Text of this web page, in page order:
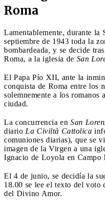
Roma
Lamentablemente, durante la
septiembre de 1943 toda la
bombardeada, y se decide
Roma, a la iglesia de San
El Papa Pío XII, ante la
conquista de Roma entre los
solemnemente a los romanos
ciudad.
La concurrencia en San
diario La Civiltà Cattolica
comuniones diarias), que se
imagen de la Virgen a una
Ignacio de Loyola en Campo
El 4 de junio, se decidía la
18.00 se lee el texto del voto
del Divino Amor.